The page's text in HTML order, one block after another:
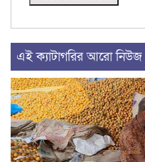
এই ক্যাটাগরির আরো নিউজ